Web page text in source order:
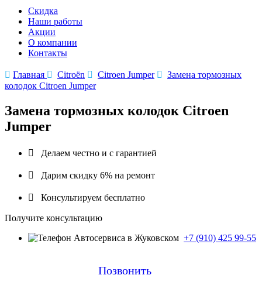
Скидка
Наши работы
Акции
О компании
Контакты
 Главная  Citroën  Citroen Jumper  Замена тормозных
колодок Citroen Jumper
Замена тормозных колодок Citroen
Jumper
 Делаем честно и с гарантией
 Дарим скидку 6% на ремонт
 Консультируем бесплатно
Получите консультацию
+7 (910) 425 99-55
Позвонить